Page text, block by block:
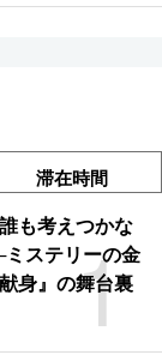
滞在時間
1
も考えつかな
ステリーの金
身』の舞台裏